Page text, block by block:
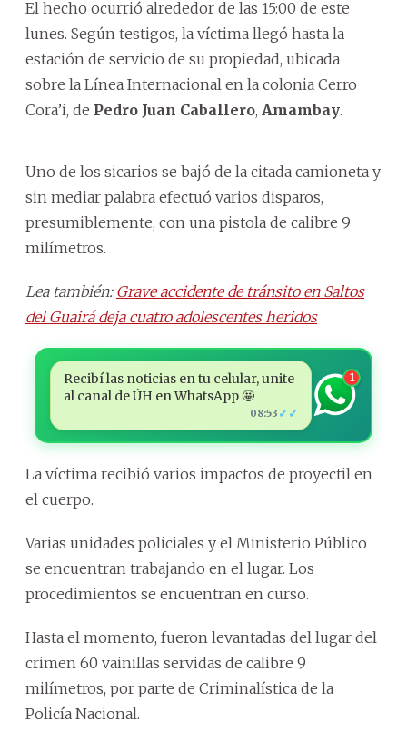
El hecho ocurrió alrededor de las 15:00 de este
lunes. Según testigos, la víctima llegó hasta la
estación de servicio de su propiedad, ubicada
sobre la Línea Internacional en la colonia Cerro
Cora’i, de Pedro Juan Caballero, Amambay.
Uno de los sicarios se bajó de la citada camioneta y
sin mediar palabra efectuó varios disparos,
presumiblemente, con una pistola de calibre 9
milímetros.
Lea también: Grave accidente de tránsito en Saltos
del Guairá deja cuatro adolescentes heridos
Recibí las noticias en tu celular, unite
al canal de ÚH en WhatsApp 🤩
08:53 ✓✓
1
La víctima recibió varios impactos de proyectil en
el cuerpo.
Varias unidades policiales y el Ministerio Público
se encuentran trabajando en el lugar. Los
procedimientos se encuentran en curso.
Hasta el momento, fueron levantadas del lugar del
crimen 60 vainillas servidas de calibre 9
milímetros, por parte de Criminalística de la
Policía Nacional.